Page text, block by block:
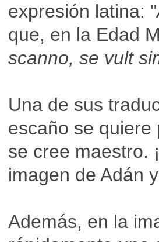
expresión latina: "
que, en la Edad
scanno, se vult
Una de sus
escaño se
se cree maestro.
imagen de Adán
Además, en la